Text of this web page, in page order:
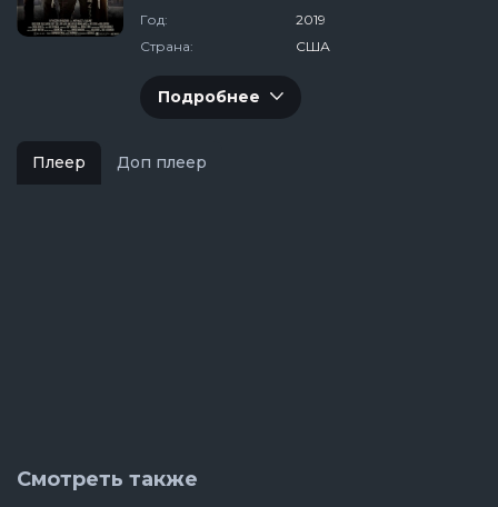
Год:
2019
Страна:
США
Подробнее
Плеер Доп плеер
Смотреть также